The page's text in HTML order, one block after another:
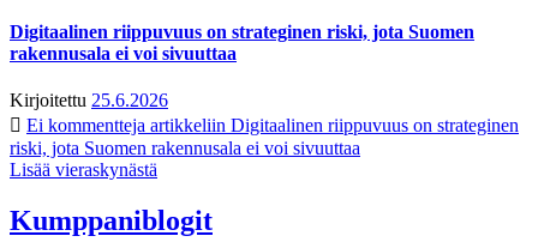
Digitaalinen riippuvuus on strateginen riski, jota Suomen
rakennusala ei voi sivuuttaa
Kirjoitettu 25.6.2026
Ei kommentteja artikkeliin Digitaalinen riippuvuus on strateginen
riski, jota Suomen rakennusala ei voi sivuuttaa
Lisää vieraskynästä
Kumppaniblogit